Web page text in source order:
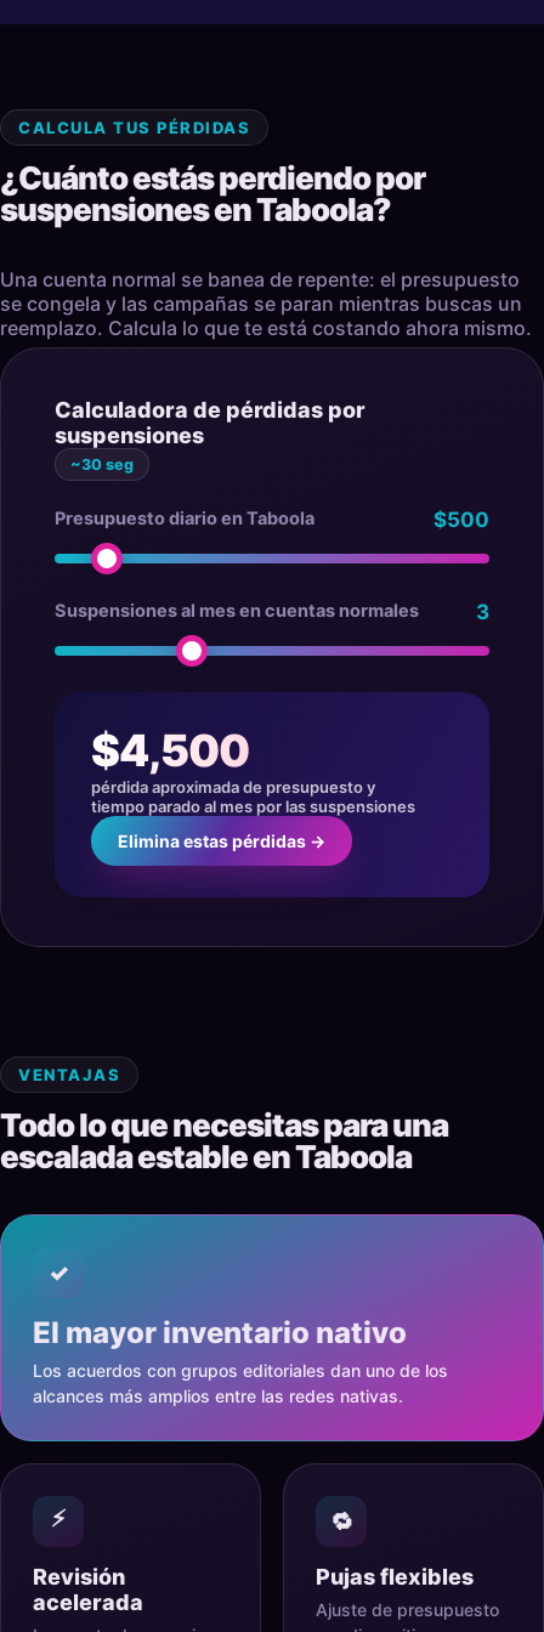
CALCULA TUS PÉRDIDAS
¿Cuánto estás perdiendo por
suspensiones en Taboola?
Una cuenta normal se banea de repente: el presupuesto
se congela y las campañas se paran mientras buscas un
reemplazo. Calcula lo que te está costando ahora mismo.
Calculadora de pérdidas por
suspensiones
~30 seg
Presupuesto diario en Taboola $500
Suspensiones al mes en cuentas normales 3
$4,500
pérdida aproximada de presupuesto y
tiempo parado al mes por las suspensiones
Elimina estas pérdidas →
VENTAJAS
Todo lo que necesitas para una
escalada estable en Taboola
✓
El mayor inventario nativo
Los acuerdos con grupos editoriales dan uno de los
alcances más amplios entre las redes nativas.
⚡
Revisión
acelerada
🔁
Pujas flexibles
Ajuste de presupuesto